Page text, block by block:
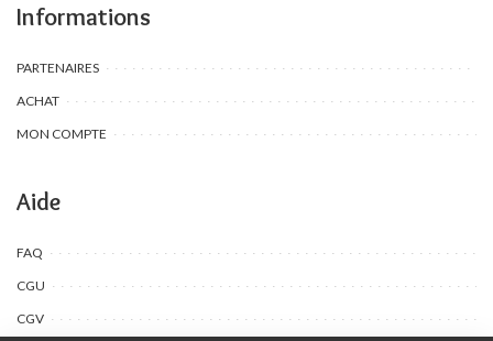
Informations
PARTENAIRES
ACHAT
MON COMPTE
Aide
FAQ
CGU
CGV